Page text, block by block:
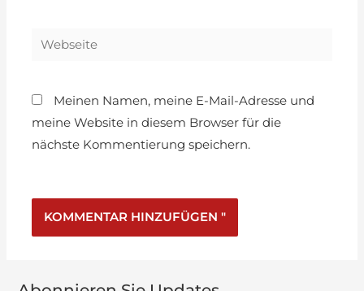
Meinen Namen, meine E-Mail-Adresse und
meine Website in diesem Browser für die
nächste Kommentierung speichern.